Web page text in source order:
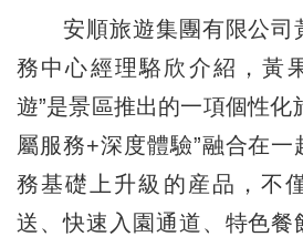
安順旅遊集團有限公司
務中心經理駱欣介紹，黃
遊”是景區推出的一項個性化
屬服務+深度體驗”融合在
務基礎上升級的産品，不
送、快速入園通道、特色餐